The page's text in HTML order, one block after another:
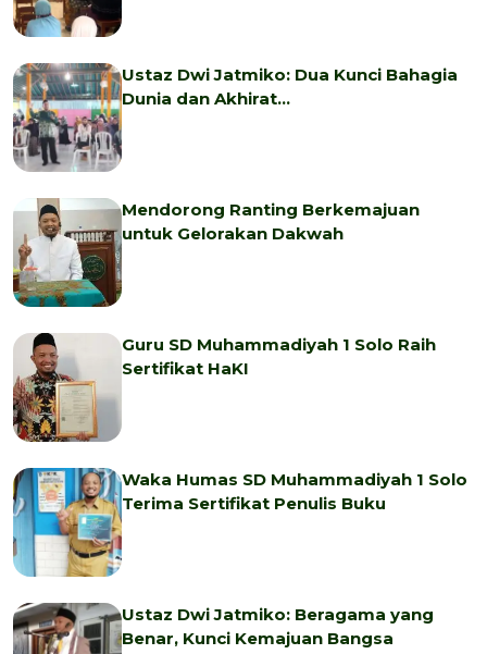
Ustaz Dwi Jatmiko: Dua Kunci Bahagia
Dunia dan Akhirat…
Mendorong Ranting Berkemajuan
untuk Gelorakan Dakwah
Guru SD Muhammadiyah 1 Solo Raih
Sertifikat HaKI
Waka Humas SD Muhammadiyah 1 Solo
Terima Sertifikat Penulis Buku
Ustaz Dwi Jatmiko: Beragama yang
Benar, Kunci Kemajuan Bangsa